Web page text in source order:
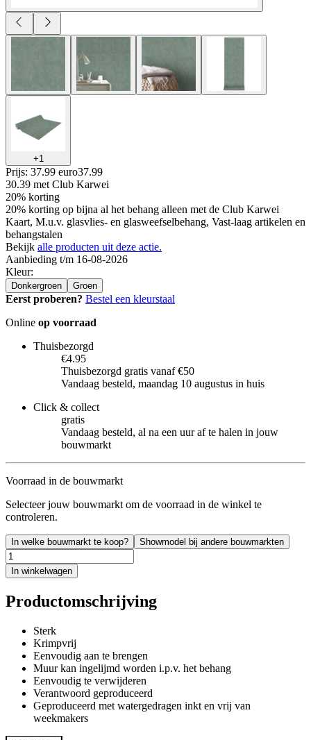
+1
Prijs: 37.99 euro37.99
30.39 met Club Karwei
20% korting
20% korting op bijna al het behang alleen met de Club Karwei
Kaart, M.u.v. glasvlies- en glasweefselbehang, Vast-laag artikelen en
behangstalen
Bekijk alle producten uit deze actie.
Aanbieding t/m 16-08-2026
Kleur:
Donkergroen Groen
Eerst proberen? Bestel een kleurstaal
Online op voorraad
Thuisbezorgd
€4.95
Thuisbezorgd gratis vanaf €50
Vandaag besteld, maandag 10 augustus in huis
Click & collect
gratis
Vandaag besteld, al na een uur af te halen in jouw
bouwmarkt
Voorraad in de bouwmarkt
Selecteer jouw bouwmarkt om de voorraad in de winkel te
controleren.
In welke bouwmarkt te koop? Showmodel bij andere bouwmarkten
In winkelwagen
Productomschrijving
Sterk
Krimpvrij
Eenvoudig aan te brengen
Muur kan ingelijmd worden i.p.v. het behang
Eenvoudig te verwijderen
Verantwoord geproduceerd
Geproduceerd met watergedragen inkt en vrij van
weekmakers